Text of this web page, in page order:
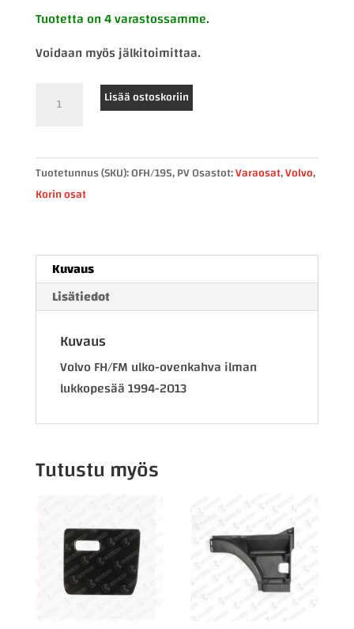
Tuotetta on 4 varastossamme.
Voidaan myös jälkitoimittaa.
FH/FM
vasen
määrä
Lisää ostoskoriin
Tuotetunnus (SKU):0FH/195, PVOsastot:Varaosat,Volvo,
Korin osat
Kuvaus
Lisätiedot
Kuvaus
Volvo FH/FM ulko-ovenkahva ilman
lukkopesää 1994-2013
Tutustu myös